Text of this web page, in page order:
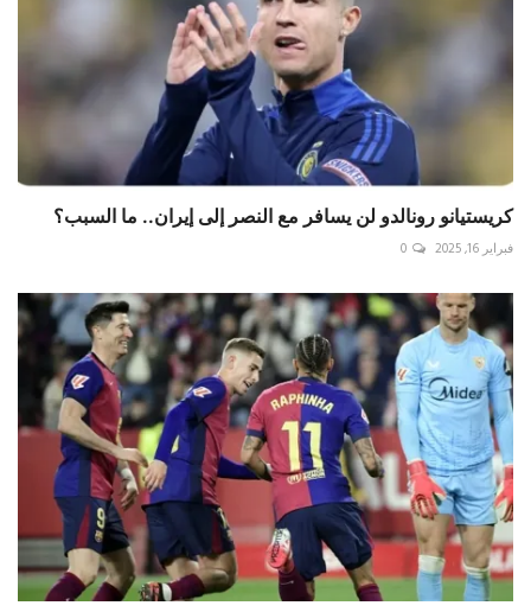
كريستيانو رونالدو لن يسافر مع النصر إلى إيران.. ما السبب؟
فبراير 16, 2025 0